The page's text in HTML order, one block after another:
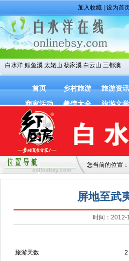
加入收藏 设为首
白水洋 鲤鱼溪 太姥山 杨家溪 白云山 三都澳
首页 乡村旅游 旅游资讯
商家活动
餐馆大全 旅游文学
您当前的位置：
屏地至武
时间：
旅游天数 2